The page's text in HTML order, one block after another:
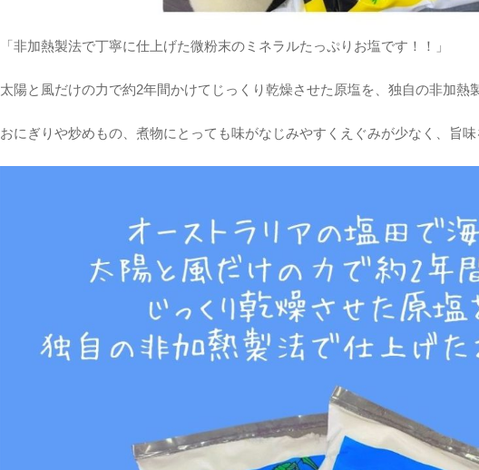
「非加熱製法で丁寧に仕上げた微粉末のミネラルたっぷりお塩です！！」
太陽と風だけの力で約2年間かけてじっくり乾燥させた原塩を、独自の非加熱
おにぎりや炒めもの、煮物にとっても味がなじみやすくえぐみが少なく、旨味